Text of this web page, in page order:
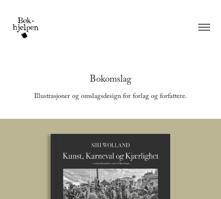
Bokomslag
Illustrasjoner og omslagsdesign for forlag og forfattere.